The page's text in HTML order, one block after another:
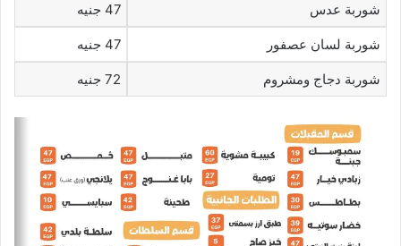
شوربة عدس 47 جنيه
شوربة لسان عصفور 47 جنيه
شوربة دجاج ومشروم 72 جنيه